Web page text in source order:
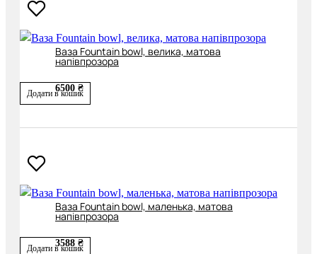
Ваза Fountain bowl, велика, матова
напівпрозора
6500 ₴
Додати в кошик
Ваза Fountain bowl, маленька, матова
напівпрозора
3588 ₴
Додати в кошик